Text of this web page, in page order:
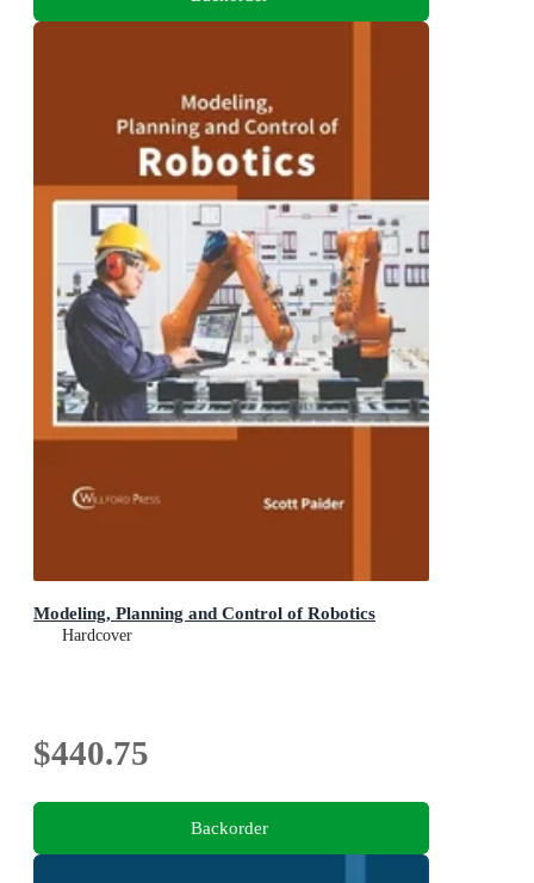
Modeling, Planning and Control of Robotics
Hardcover
$440.75
Backorder